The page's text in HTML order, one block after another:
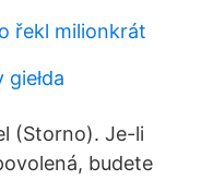
řekl milionkrát
(Storno). Je-li
budete